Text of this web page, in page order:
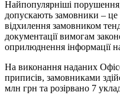
Найпопулярніші
допускають замовники – це
відхилення замовником
документації вимогам
оприлюднення інформації
На виконання наданих
приписів, замовниками
млн грн та розірвано 7